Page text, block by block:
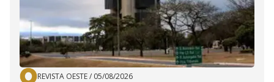
REVISTA OESTE/ 05/08/2026